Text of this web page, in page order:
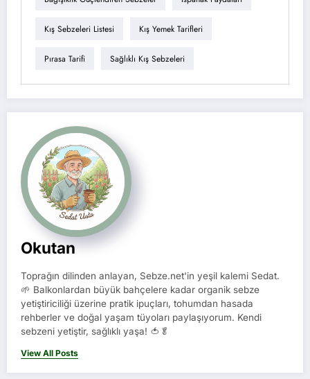
Kış Sebzeleri Listesi Kış Yemek Tarifleri
Pırasa Tarifi Sağlıklı Kış Sebzeleri
Okutan
Toprağın dilinden anlayan, Sebze.net'in yeşil kalemi Sedat.
🌱 Balkonlardan büyük bahçelere kadar organik sebze
yetiştiriciliği üzerine pratik ipuçları, tohumdan hasada
rehberler ve doğal yaşam tüyoları paylaşıyorum. Kendi
sebzeni yetiştir, sağlıklı yaşa! 🍅🥬
View All Posts